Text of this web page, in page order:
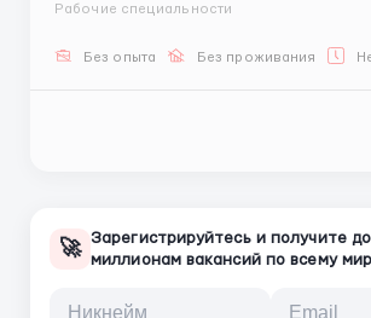
семь дней в неделю Быть пригодным по состоянию
Рабочие специальности
Без опыта Без проживания
🚀 Зарегистрируйтесь и получите
миллионам вакансий по всему